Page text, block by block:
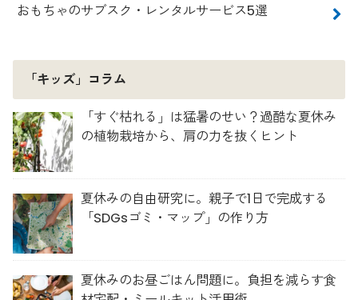
おもちゃのサブスク・レンタルサービス5選
「キッズ」コラム
「すぐ枯れる」は猛暑のせい？過酷な夏休み
の植物栽培から、肩の力を抜くヒント
夏休みの自由研究に。親子で1日で完成する
「SDGsゴミ・マップ」の作り方
夏休みのお昼ごはん問題に。負担を減らす食